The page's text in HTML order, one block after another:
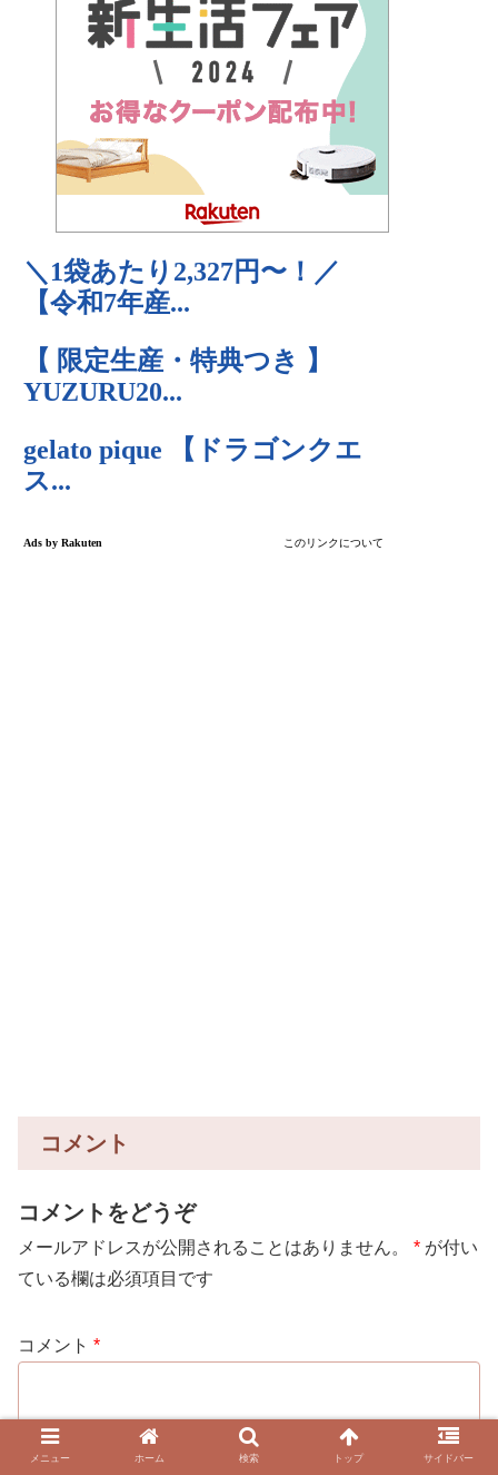
コメント
コメントをどうぞ
メールアドレスが公開されることはありません。 * が付い
ている欄は必須項目です
コメント *
メニュー ホーム 検索 トップ サイドバー